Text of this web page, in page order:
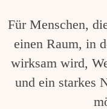
Für Menschen,
einen Raum, in
wirksam wird,
und ein starkes